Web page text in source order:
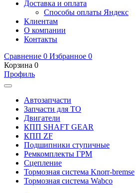
Доставка и оплата
Способы оплаты Яндекс
Клиентам
О компании
Контакты
Сравнение 0 Избранное 0
Корзина 0
Профиль
Автозапчасти
Запчасти для ТО
Двигатели
КПП SHAFT GEAR
КПП ZF
Подшипники ступичные
Ремкомплекты ГРМ
Сцепление
Тормозная система Knorr-bremse
Тормозная система Wabco